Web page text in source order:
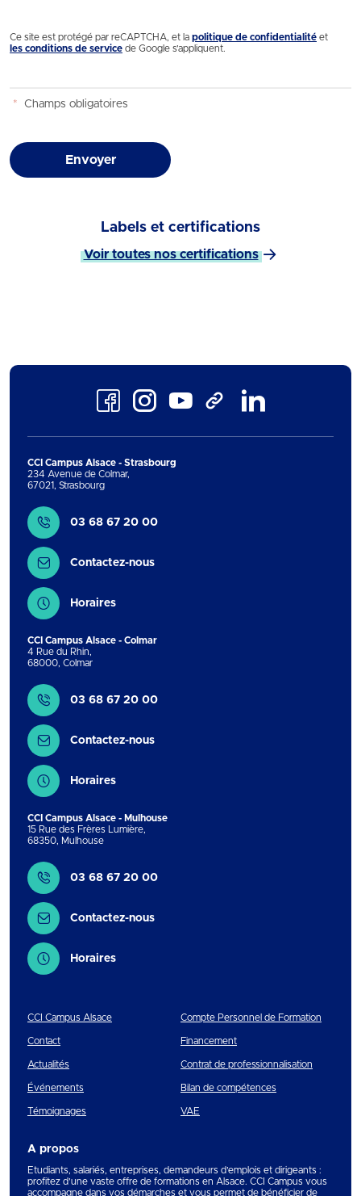
Ce site est protégé par reCAPTCHA, et la politique de confidentialité et
les conditions de service de Google s’appliquent.
* Champs obligatoires
Envoyer
Labels et certifications
Voir toutes nos certifications
FacebookInstagramYoutube TikTok
CCI Campus Alsace - Strasbourg
234 Avenue de Colmar,
67021, Strasbourg
Contact
03 68 67 20 00
Contactez-nous
Horaires
CCI Campus Alsace - Colmar
4 Rue du Rhin,
68000, Colmar
Contact
03 68 67 20 00
Contactez-nous
Horaires
CCI Campus Alsace - Mulhouse
15 Rue des Frères Lumière,
68350, Mulhouse
Contact
03 68 67 20 00
Contactez-nous
Horaires
CCI Campus Alsace
Contact
Actualités
Événements
Témoignages
Compte Personnel de Formation
Financement
Contrat de professionnalisation
Bilan de compétences
VAE
A propos
Etudiants, salariés, entreprises, demandeurs d’emplois et dirigeants :
profitez d’une vaste offre de formations en Alsace. CCI Campus vous
accompagne dans vos démarches et vous permet de bénéficier de